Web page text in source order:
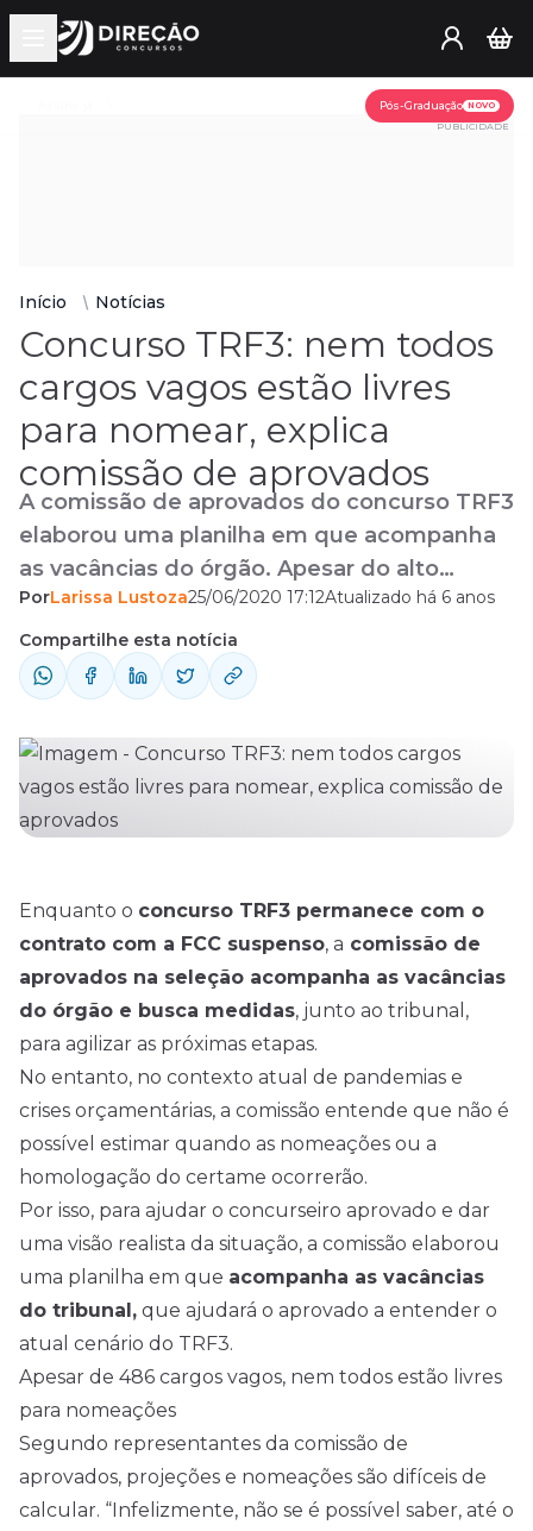
Open main menu
Pós-Graduação NOVO
PUBLICIDADE
Início Notícias
Concurso TRF3: nem todos
cargos vagos estão livres
para nomear, explica
comissão de aprovados
A comissão de aprovados do concurso TRF3
elaborou uma planilha em que acompanha
as vacâncias do órgão. Apesar do alto
número, nem todos estão livres.
PorLarissa Lustoza25/06/2020 17:12Atualizado há 6 anos
Compartilhe esta notícia
Enquanto o concurso TRF3 permanece com o
contrato com a FCC suspenso, a comissão de
aprovados na seleção acompanha as vacâncias
do órgão e busca medidas, junto ao tribunal,
para agilizar as próximas etapas.
No entanto, no contexto atual de pandemias e
crises orçamentárias, a comissão entende que não é
possível estimar quando as nomeações ou a
homologação do certame ocorrerão.
Por isso, para ajudar o concurseiro aprovado e dar
uma visão realista da situação, a comissão elaborou
uma planilha em que acompanha as vacâncias
do tribunal, que ajudará o aprovado a entender o
atual cenário do TRF3.
Apesar de 486 cargos vagos, nem todos estão livres
para nomeações
Segundo representantes da comissão de
aprovados, projeções e nomeações são difíceis de
calcular. “Infelizmente, não se é possível saber, até o